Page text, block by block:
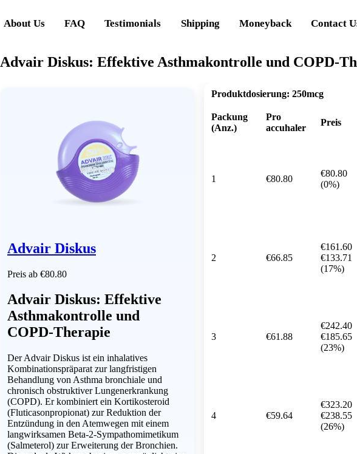
About Us FAQ Testimonials Shipping Moneyback Contact
Advair Diskus: Effektive Asthmakontrolle und COPD-
Advair Diskus
Preis ab €80.80
Advair Diskus: Effektive
Asthmakontrolle und
COPD-Therapie
Der Advair Diskus ist ein inhalatives
Kombinationspräparat zur langfristigen
Behandlung von Asthma bronchiale und
chronisch obstruktiver Lungenerkrankung
(COPD). Er kombiniert ein Kortikosteroid
(Fluticasonpropionat) zur Reduktion der
Entzündung in den Atemwegen mit einem
langwirksamen Beta-2-Sympathomimetikum
(Salmeterol) zur Erweiterung der Bronchien.
Produktdosierung: 250mcg
Packung
(Anz.)
Pro
accuhaler
Preis
1 €80.80
€80.80
(0%)
2 €66.85
€161.60
€133.71
(17%)
3 €61.88
€242.40
€185.65
(23%)
4 €59.64
€323.20
€238.55
(26%)